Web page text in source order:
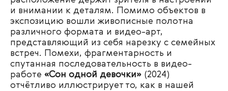
и внимании к деталям. Помимо объектов в
экспозицию вошли живописные полотна
различного формата и видео-арт,
представляющий из себя нарезку с семейных
встреч. Помехи, фрагментарность и
спутанная последовательность в видео-
работе «Сон одной девочки» (2024)
отчётливо иллюстрирует то, как в нашей